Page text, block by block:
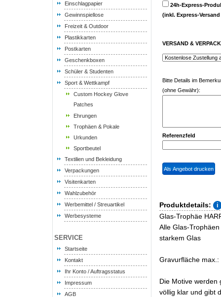
Einschlagpapier
Gewinnspiellose
Freizeit & Outdoor
Plastikkarten
Postkarten
Geschenkboxen
Schüler & Studenten
Sport & Wettkampf
Custom Hockey Glove
Patches
Ehrungen
Trophäen & Pokale
Urkunden
Sportbeutel
Textilien und Bekleidung
Verpackungen
Visitenkarten
Wahlzubehör
Werbemittel / Streuartikel
Werbesysteme
SERVICE
Startseite
Kontakt
Ihr Konto / Auftragsstatus
Impressum
AGB
24h-Express-
(inkl. Express-Versand
VERSAND &
Bitte Details im
(ohne Gewähr):
Referenzfeld
Produktdetails:
Glas-Trophäe
Alle Glas-
starkem Glas
Gravurfläche
Die Motive werden
völlig klar und gibt